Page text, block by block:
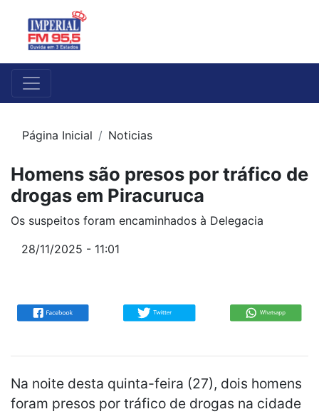
Página Inicial Noticias
Homens são presos por tráfico de
drogas em Piracuruca
Os suspeitos foram encaminhados à Delegacia
28/11/2025 - 11:01
Na noite desta quinta-feira (27), dois homens
foram presos por tráfico de drogas na cidade